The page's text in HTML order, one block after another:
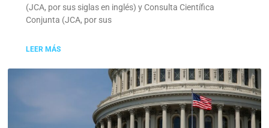
(JCA, por sus siglas en inglés) y Consulta Científica
Conjunta (JCA, por sus
LEER MÁS